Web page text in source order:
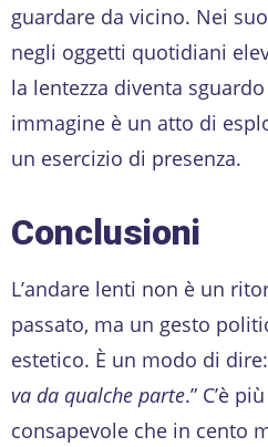
guardare da vicino. Nei
negli oggetti quotidiani
la lentezza diventa
immagine è un atto di
un esercizio di presenza.
Conclusioni
L’andare lenti non è un
passato, ma un gesto
estetico. È un modo di dire:
va da qualche parte.” C’è
consapevole che in cento